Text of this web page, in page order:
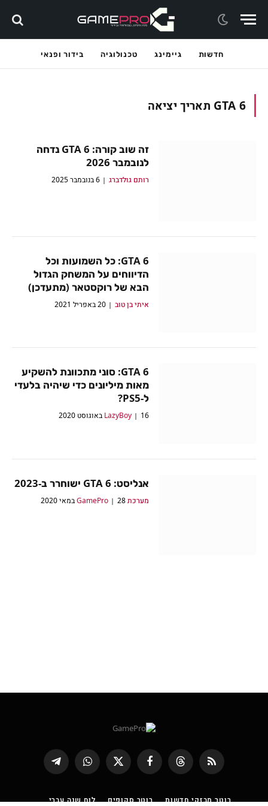
חדשות גיימינג טכנולוגיה בידור ופנאי
GTA 6 תאריך יציאה
זה שוב קורה: GTA 6 נדחה
לנובמבר 2026
רותם גולדברג 6 בנובמבר 2025
GTA 6: כל השמועות וכל
הדיווחים על המשחק הגדול
הבא של רוקסטאר (מתעדכן)
איתי בן טוב 20 באפריל 2021
GTA 6: סוני מתכוונת להשקיע
מאות מיליונים כדי שיהיה בלעדי
ל-PS5?
LazyBoy 16 באוגוסט 2020
אנליסט: GTA 6 ישוחרר ב-2023
מערכת GamePro28 במאי 2020
RSS
Threads פייסבוק
X
(טוויטר)
WhatsApp
Telegram
רוטר מבזקי חדשות רוטר סקופים לוח שנה עברי